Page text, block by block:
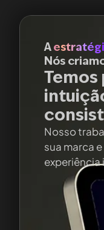
A
Nós
Nosso
sua marca
experiência